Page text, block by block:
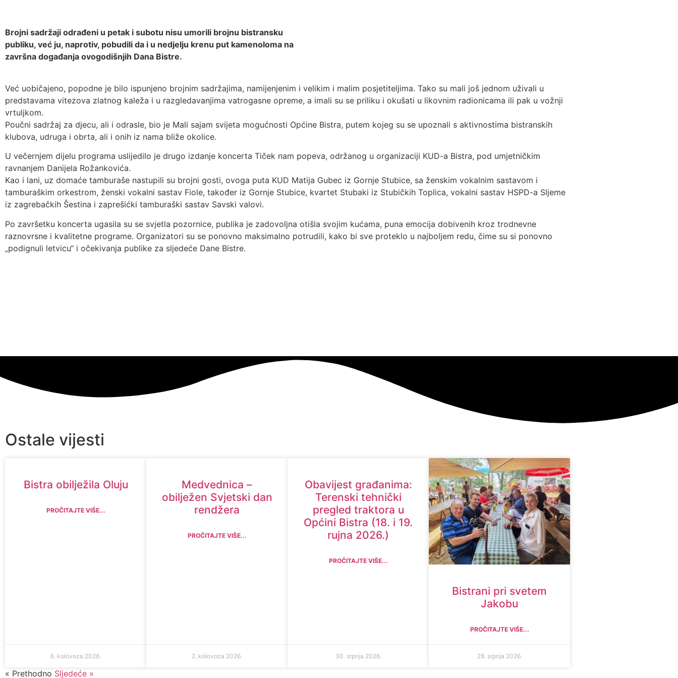
Brojni sadržaji odrađeni u petak i subotu nisu umorili brojnu bistransku
publiku, već ju, naprotiv, pobudili da i u nedjelju krenu put kamenoloma na
završna događanja ovogodišnjih Dana Bistre.
Već uobičajeno, popodne je bilo ispunjeno brojnim sadržajima, namijenjenim i velikim i malim posjetiteljima. Tako su mali još jednom uživali u
predstavama vitezova zlatnog kaleža i u razgledavanjima vatrogasne opreme, a imali su se priliku i okušati u likovnim radionicama ili pak u vožnji
vrtuljkom.
Poučni sadržaj za djecu, ali i odrasle, bio je Mali sajam svijeta mogućnosti Općine Bistra, putem kojeg su se upoznali s aktivnostima bistranskih
klubova, udruga i obrta, ali i onih iz nama bliže okolice.
U večernjem dijelu programa uslijedilo je drugo izdanje koncerta Tiček nam popeva, održanog u organizaciji KUD-a Bistra, pod umjetničkim
ravnanjem Danijela Rožankovića.
Kao i lani, uz domaće tamburaše nastupili su brojni gosti, ovoga puta KUD Matija Gubec iz Gornje Stubice, sa ženskim vokalnim sastavom i
tamburaškim orkestrom, ženski vokalni sastav Fiole, također iz Gornje Stubice, kvartet Stubaki iz Stubičkih Toplica, vokalni sastav HSPD-a Sljeme
iz zagrebačkih Šestina i zaprešićki tamburaški sastav Savski valovi.
Po završetku koncerta ugasila su se svjetla pozornice, publika je zadovoljna otišla svojim kućama, puna emocija dobivenih kroz trodnevne
raznovrsne i kvalitetne programe. Organizatori su se ponovno maksimalno potrudili, kako bi sve proteklo u najboljem redu, čime su si ponovno
„podignuli letvicu“ i očekivanja publike za sljedeće Dane Bistre.
Ostale vijesti
Bistra obilježila Oluju
PROČITAJTE VIŠE...
6. kolovoza 2026.
Medvednica –
obilježen Svjetski dan
rendžera
PROČITAJTE VIŠE...
2. kolovoza 2026.
Obavijest građanima:
Terenski tehnički
pregled traktora u
Općini Bistra (18. i 19.
rujna 2026.)
PROČITAJTE VIŠE...
30. srpnja 2026.
Bistrani pri svetem
Jakobu
PROČITAJTE VIŠE...
28. srpnja 2026.
« Prethodno Sljedeće »